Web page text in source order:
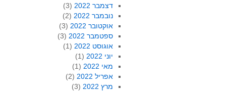
דצמבר 2022
(3)
נובמבר 2022
(2)
אוקטובר 2022
(3)
ספטמבר 2022
(3)
אוגוסט 2022
(1)
יוני 2022
(1)
מאי 2022
(1)
אפריל 2022
(2)
מרץ 2022
(3)